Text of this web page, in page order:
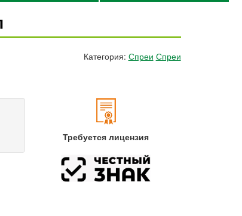
Категория: Спреи Спреи
Требуется лицензия